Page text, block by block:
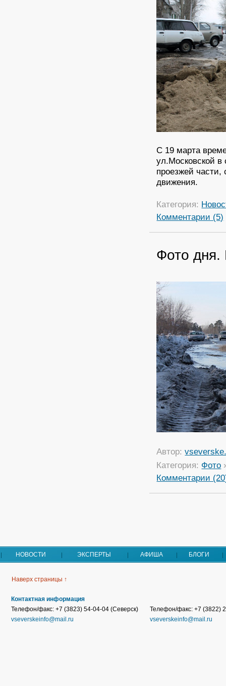
С 19 марта
ул.Московской
проезжей части,
движения.
Категория:
Комментарии (5)
Фото
Автор:
Категория: Фото
Комментарии
НОВОСТИ ЭКСПЕРТЫ АФИША БЛОГИ
Наверх страницы ↑
Контактная информация
Телефон/факс: +7 (3823) 54-04-04 (Северск)
vseverskeinfo@mail.ru
Телефон/факс: +7 (3822)
vseverskeinfo@mail.ru